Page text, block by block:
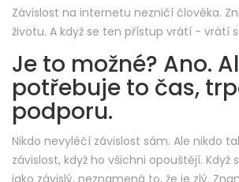
Závislost na internetu nezničí člověka.
životu. A když se ten přístup vrátí - vrátí
Je to možné? Ano.
potřebuje to čas,
podporu.
Nikdo nevyléčí závislost sám. Ale nikdo
závislost, když ho všichni opouštějí. Když